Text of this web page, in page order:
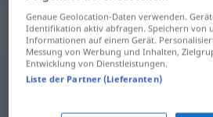
Synonyme für
hechicera,ninfa,espíritu
Genaue Geolocation-Daten verwenden.
Identifikation aktiv abfragen. Speichern von
Informationen auf einem Gerät.
Messung von Werbung und Inhalten,
Entwicklung von Dienstleistungen.
Liste der Partner (Lieferanten)